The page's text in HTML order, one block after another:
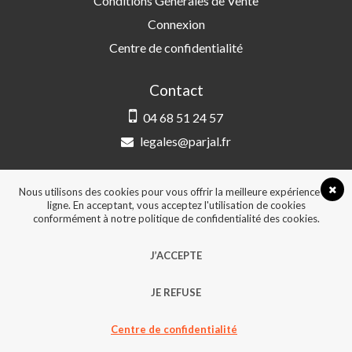
Connexion
Centre de confidentialité
Contact
04 68 51 24 57
legales@parjal.fr
3 Rue Saint-Amand, 66000 Perpignan
© 2026, Tous droits réservés - Design &
Nous utilisons des cookies pour vous offrir la meilleure expérience en
ligne. En acceptant, vous acceptez l'utilisation de cookies
conformément à notre politique de confidentialité des cookies.
J’ACCEPTE
JE REFUSE
Centre de confidentialité